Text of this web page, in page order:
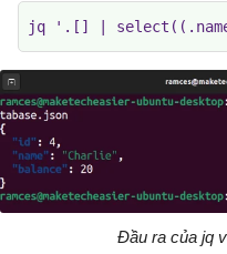
jq '.[] |
Đầu ra của jq